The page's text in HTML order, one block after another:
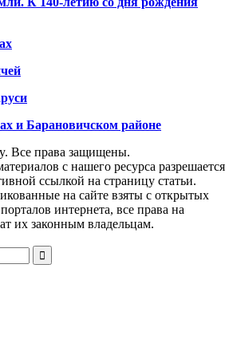
и Барановичском районе
Все права защищены.
с нашего ресурса разрешается
ссылкой на страницу статьи.
на сайте взяты с открытых
интернета, все права на
их законным владельцам.